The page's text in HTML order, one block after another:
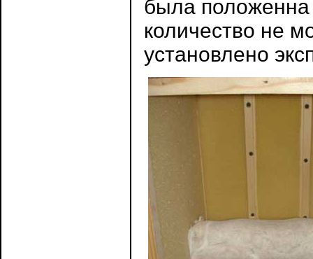
была положенна
количество не
установлено